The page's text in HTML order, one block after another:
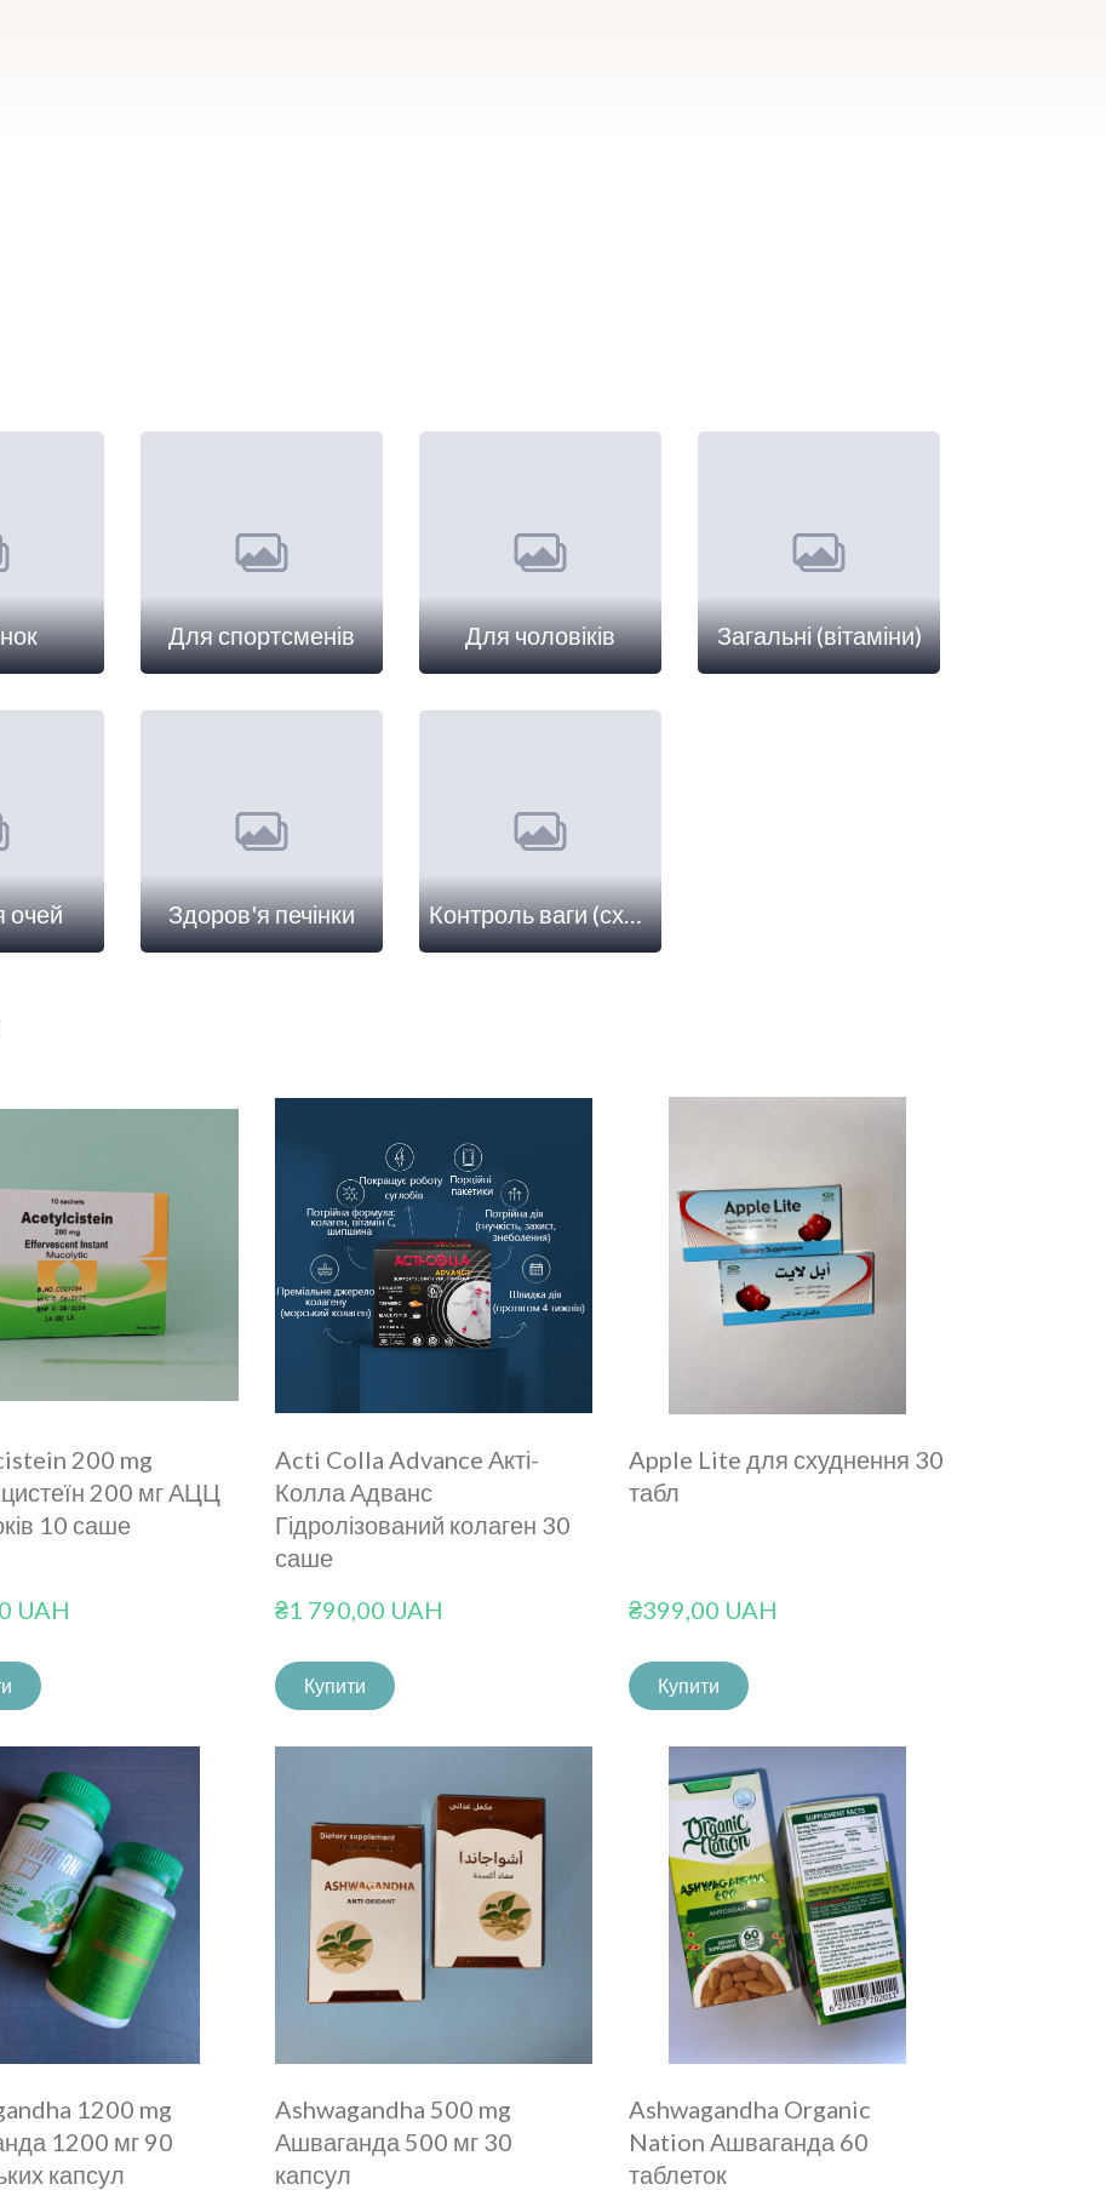
Для спортсменів Для чоловіків Загальні (вітаміни)
очей Здоров'я печінки Контроль ваги (схуднення)
200 mg
200 мг АЦЦ
10 саше
UAH
Acti Colla Advance Акті-
Колла Адванс
Гідролізований колаген 30
саше
₴1 790,00 UAH
Купити
Apple Lite для схуднення 30
табл
₴399,00 UAH
Купити
1200 mg
1200 мг 90
капсул
Ashwagandha 500 mg
Ашваганда 500 мг 30
капсул
Ashwagandha Organic
Nation Ашваганда 60
таблеток